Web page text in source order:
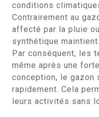
conditions
Contrairement au
affecté par la pluie
synthétique
Par conséquent, les
même après une
conception, le gazon
rapidement. Cela
leurs activités sans